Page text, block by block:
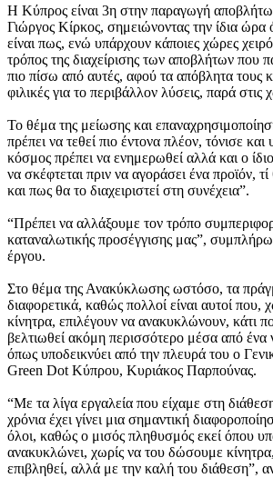
Η Κύπρος είναι 3η στην παραγωγή
Γιώργος Κίρκος, σημειώνοντας την ίδια ώρα
είναι πως, ενώ υπάρχουν κάποιες χώρες
τρόπος της διαχείρισης των αποβλήτων που
πιο πίσω από αυτές, αφού τα απόβλητα τους
φιλικές για το περιβάλλον λύσεις, παρά στις
Το θέμα της μείωσης και
πρέπει να τεθεί πιο έντονα πλέον, τόνισε και
κόσμος πρέπει να ενημερωθεί αλλά και ο
να σκέφτεται πριν να αγοράσει ένα προϊόν,
και πως θα το διαχειριστεί στη συνέχεια”.
“Πρέπει να αλλάξουμε τον τρόπο
καταναλωτικής προσέγγισης μας”,
έργου.
Στο θέμα της Ανακύκλωσης ωστόσο, τα
διαφορετικά, καθώς πολλοί είναι αυτοί που,
κίνητρα, επιλέγουν να ανακυκλώνουν, κάτι
βελτιωθεί ακόμη περισσότερο μέσα από ένα
όπως υποδεικνύει από την πλευρά του ο
Green Dot Κύπρου, Κυριάκος Παρπούνας.
“Με τα λίγα εργαλεία που είχαμε στη
χρόνια έχει γίνει μια σημαντική
όλοι, καθώς ο μισός πληθυσμός εκεί όπου
ανακυκλώνει, χωρίς να του δώσουμε
επιβληθεί, αλλά με την καλή του διάθεση”,